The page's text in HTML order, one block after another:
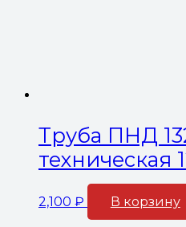
Труба ПНД
техническая
2,100 ₽ В корзину